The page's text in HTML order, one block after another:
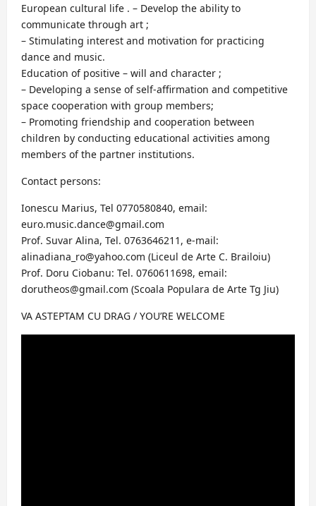
European cultural life . – Develop the ability to
communicate through art ;
– Stimulating interest and motivation for practicing
dance and music.
Education of positive – will and character ;
– Developing a sense of self-affirmation and competitive
space cooperation with group members;
– Promoting friendship and cooperation between
children by conducting educational activities among
members of the partner institutions.
Contact persons:
Ionescu Marius, Tel 0770580840, email:
euro.music.dance@gmail.com
Prof. Suvar Alina, Tel. 0763646211, e-mail:
alinadiana_ro@yahoo.com (Liceul de Arte C. Brailoiu)
Prof. Doru Ciobanu: Tel. 0760611698, email:
dorutheos@gmail.com (Scoala Populara de Arte Tg Jiu)
VA ASTEPTAM CU DRAG / YOU’RE WELCOME